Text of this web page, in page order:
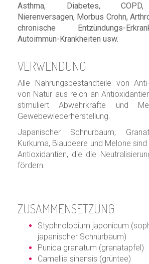
Asthma, Diabetes, COPD,
Nierenversagen, Morbus Crohn,
chronische Entzündungs-
Autoimmun-Krankheiten usw.
VERWENDUNG
Alle Nahrungsbestandteile von
von Natur aus reich an
stimuliert Abwehrkräfte und
Gewebewiederherstellung.
Japanischer Schnurbaum,
Kurkuma, Blaubeere und Melone
Antioxidantien, die die
fördern.
ZUSAMMENSETZUNG
Styphnolobium japonicum
japanischer Schnurbaum)
Punica granatum (granatapfel)
Camellia sinensis (grüntee)